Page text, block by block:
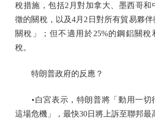
稅措施，包括2月對加拿大、墨西哥和
徵的關稅，以及4月2日對所有貿易夥
關稅」；但不適用於25%的鋼鋁關稅
稅。
特朗普政府的反應？
•白宮表示，特朗普將「動用一切
這場危機」，最快30日將上訴至聯邦最